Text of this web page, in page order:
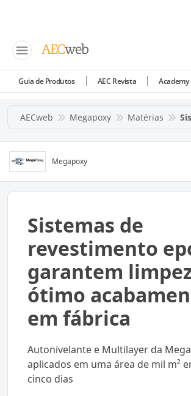
Guia de Produtos AEC Revista Academy
AECweb Megapoxy Matérias
Megapoxy
Sistemas de
revestimento
garantem
ótimo
em fábrica
Autonivelante e Multilayer da
aplicados em uma área de mil m²
cinco dias